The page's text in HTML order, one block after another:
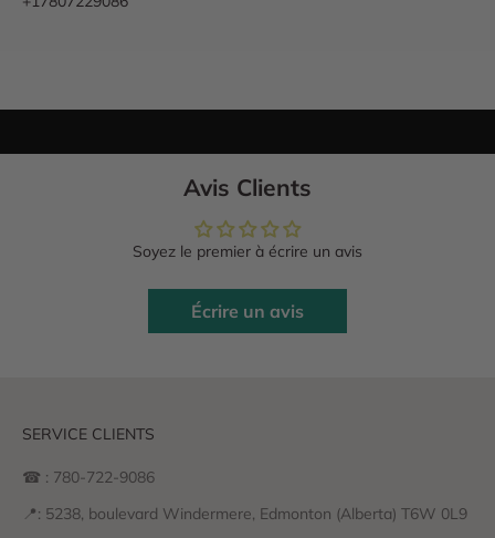
Avis Clients
Soyez le premier à écrire un avis
Écrire un avis
SERVICE CLIENTS
☎ : 780-722-9086
📍: 5238, boulevard Windermere, Edmonton (Alberta) T6W 0L9